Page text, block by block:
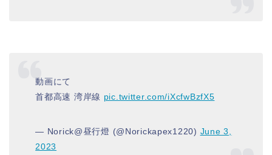
動画にて
首都高速 湾岸線 pic.twitter.com/iXcfwBzfX5
— Norick@昼行燈 (@Norickapex1220) June 3,
2023